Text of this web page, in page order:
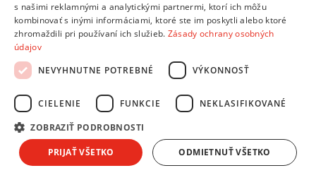
TEPUY - CESTA DO HLBÍN ZEME + Anglická verzia- DVD
film
Názov v originálnom znení : TEPUY - CESTA DO HLBÍN
ZEME •
Bez obmedzenia •
: Slovenčina, Angličtina •
Titulky: Bez titulkov
Posledné kusy
Skladom 5 a viac kusov
10.08.
1,99 €
s DPH
Pridať do košíka
s našimi reklamnými a analytickými partnermi, ktorí ich môžu
kombinovať s inými informáciami, ktoré ste im poskytli alebo ktoré
zhromaždili pri používaní ich služieb. Zásady ochrany osobných
údajov
NEVYHNUTNE POTREBNÉ
VÝKONNOSŤ
CIELENIE FUNKCIE NEKLASIFIKOVANÉ
ZOBRAZIŤ PODROBNOSTI
PRIJAŤ VŠETKO ODMIETNUŤ VŠETKO